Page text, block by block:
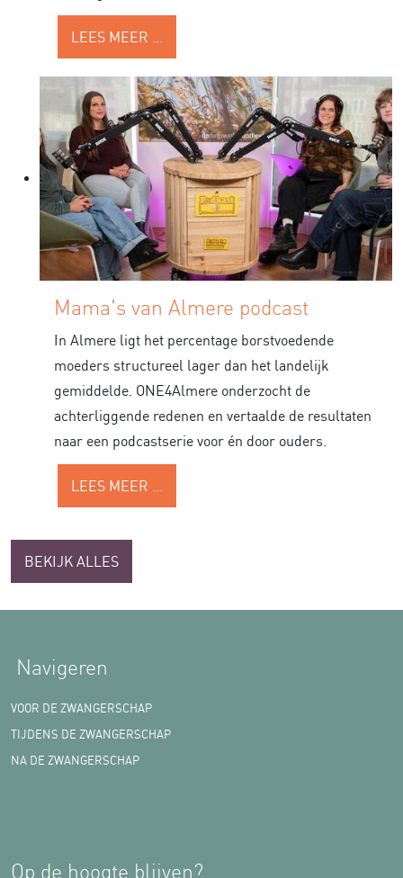
LEES MEER …
Mama's van Almere podcast
In Almere ligt het percentage borstvoedende
moeders structureel lager dan het landelijk
gemiddelde. ONE4Almere onderzocht de
achterliggende redenen en vertaalde de resultaten
naar een podcastserie voor én door ouders.
LEES MEER …
BEKIJK ALLES
Navigeren
VOOR DE ZWANGERSCHAP
TIJDENS DE ZWANGERSCHAP
NA DE ZWANGERSCHAP
Op de hoogte blijven?